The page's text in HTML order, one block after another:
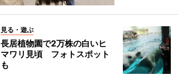
見る・遊ぶ
長居植物園で2万株の白いヒ
マワリ見頃 フォトスポット
も